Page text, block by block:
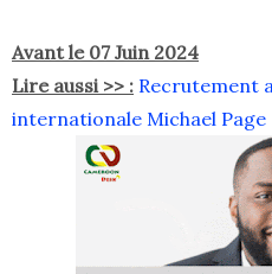
Avant le 07 Juin 2024
Lire aussi >> : Recrutement
internationale Michael Page